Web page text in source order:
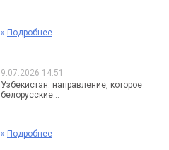
» Подробнее
9.07.2026 14:51
Узбекистан: направление, которое
белорусские...
» Подробнее